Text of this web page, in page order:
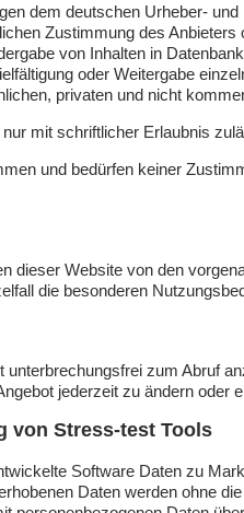
dem deutschen Urheber-
Zustimmung des
von Inhalten in
oder Weitergabe
privaten und nicht
mit schriftlicher Erlaubnis
und bedürfen keiner
dieser Website von den
die besonderen
zum Abruf
jederzeit zu ändern oder
von Stress-test Tools
Software Daten zu
Daten werden ohne